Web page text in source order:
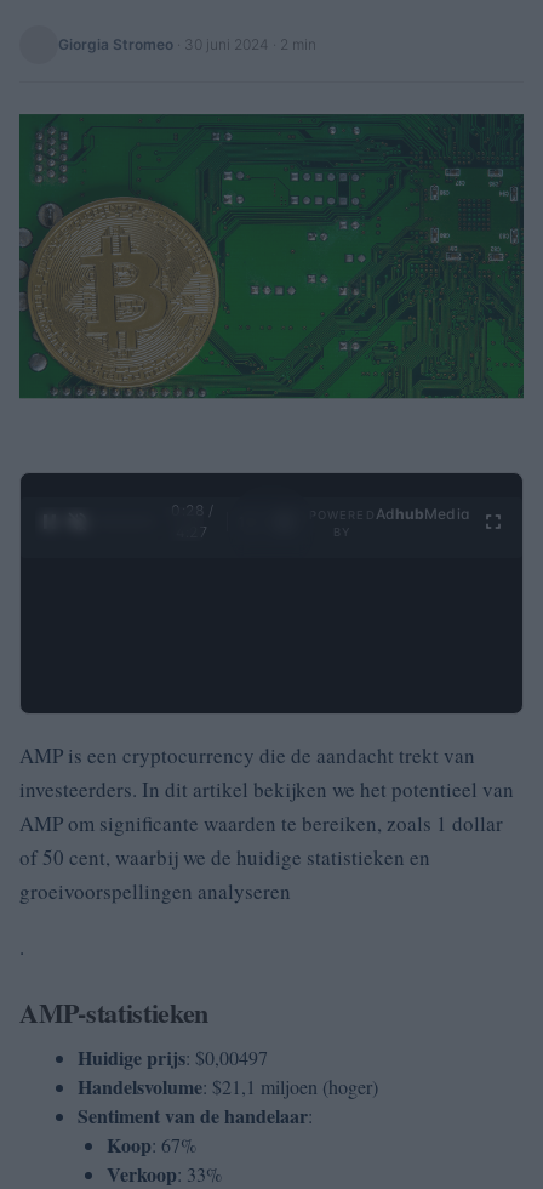
Giorgia Stromeo 30 juni 2024 · 2 min
0:29 /
4:27
Ad hubMedia
AMP is een cryptocurrency die de aandacht trekt van
investeerders. In dit artikel bekijken we het potentieel van
AMP om significante waarden te bereiken, zoals 1 dollar
of 50 cent, waarbij we de huidige statistieken en
groeivoorspellingen analyseren
.
AMP-statistieken
Huidige prijs: $0,00497
Handelsvolume: $21,1 miljoen (hoger)
Sentiment van de handelaar:
Koop: 67%
Verkoop: 33%